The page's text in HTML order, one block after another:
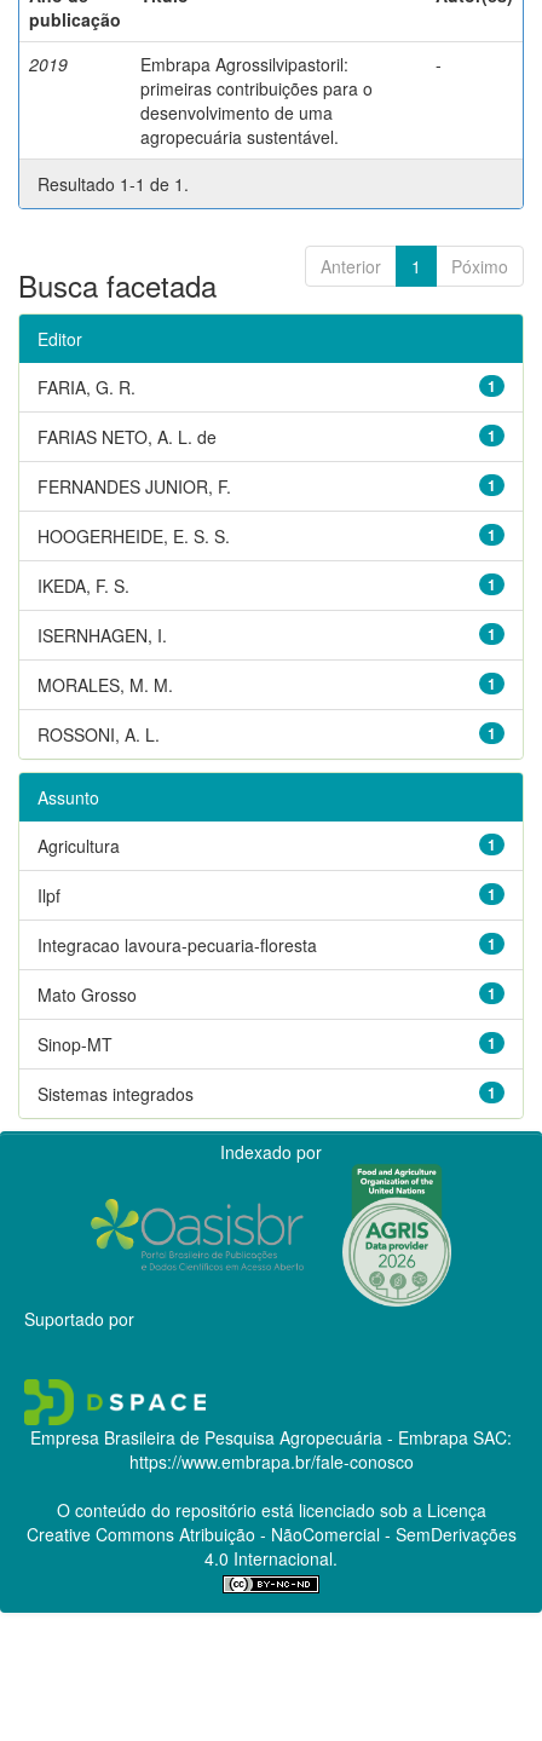
publicação
2019
Embrapa Agrossilvipastoril:
primeiras contribuições para o
desenvolvimento de uma
agropecuária sustentável.
-
Resultado 1-1 de 1.
Anterior 1 Póximo
Busca facetada
Editor
1
FARIA, G. R.
1
FARIAS NETO, A. L. de
1
FERNANDES JUNIOR, F.
1
HOOGERHEIDE, E. S. S.
1
IKEDA, F. S.
1
ISERNHAGEN, I.
1
MORALES, M. M.
1
ROSSONI, A. L.
Assunto
1
Agricultura
1
Ilpf
1
Integracao lavoura-pecuaria-floresta
1
Mato Grosso
1
Sinop-MT
1
Sistemas integrados
Indexado por
Suportado por
Empresa Brasileira de Pesquisa Agropecuária - Embrapa SAC:
https://www.embrapa.br/fale-conosco
O conteúdo do repositório está licenciado sob a Licença
Creative CommonsAtribuição - NãoComercial - SemDerivações
4.0 Internacional.